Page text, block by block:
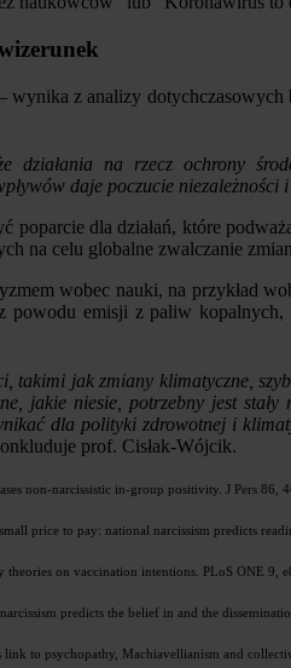
z analizy
działania na rzecz ochrony
daje poczucie
poparcie dla działań, które
na celu globalne zwalczanie
wobec nauki, na przykład
powodu emisji z paliw
takimi jak zmiany klimatyczne,
jakie niesie, potrzebny jest
dla polityki zdrowotnej i
prof. Cisłak-Wójcik.
non-narcissistic in-group positivity. J Pers 86,
price to pay: national narcissism predicts
on vaccination intentions. PLoS ONE 9,
predicts the belief in and the
to psychopathy, Machiavellianism and